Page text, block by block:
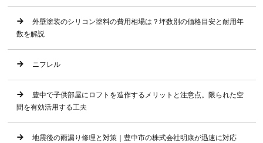
外壁塗装のシリコン塗料の費用相場は？坪数別の価格目安と耐用年
数を解説
ニフレル
豊中で子供部屋にロフトを造作するメリットと注意点。限られた空
間を有効活用する工夫
地震後の雨漏り修理と対策｜豊中市の株式会社明康が迅速に対応